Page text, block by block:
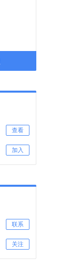
查看
加入
联系
关注